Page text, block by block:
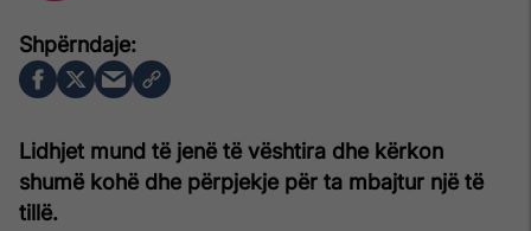
Lidhjet mund të jenë të vështira dhe kërkon
shumë kohë dhe përpjekje për ta mbajtur një të
tillë.